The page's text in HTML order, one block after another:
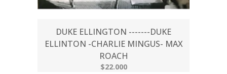
DUKE ELLINGTON -------DUKE
ELLINTON -CHARLIE MINGUS- MAX
ROACH
$22.000